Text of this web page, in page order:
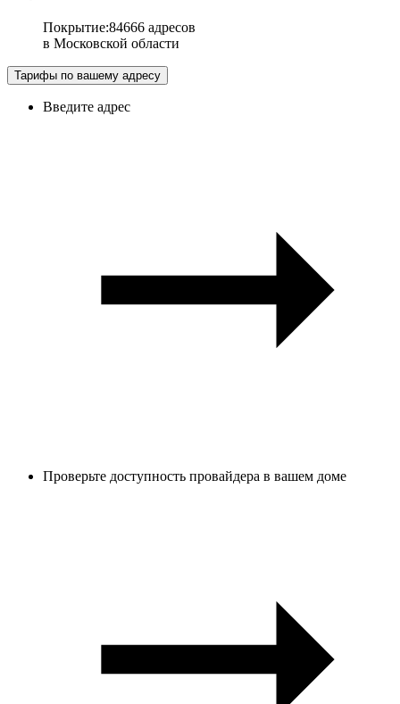
Покрытие:84666 адресов
в Московской области
Тарифы по вашему адресу
Введите адрес
Проверьте доступность провайдера в вашем доме